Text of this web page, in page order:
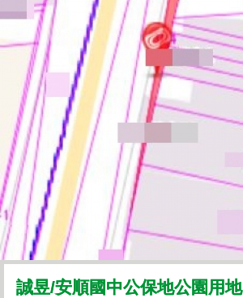
誠昱/安順國中公保地公園用地